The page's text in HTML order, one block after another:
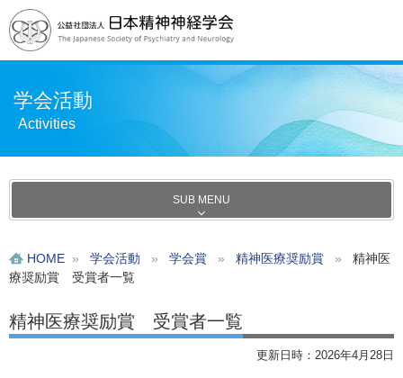
学会活動
Activities
SUB MENU
HOME » 学会活動 » 学会賞 » 精神医療奨励賞 »
精神医
療奨励賞 受賞者一覧
精神医療奨励賞 受賞者一覧
更新日時：2026年4月28日